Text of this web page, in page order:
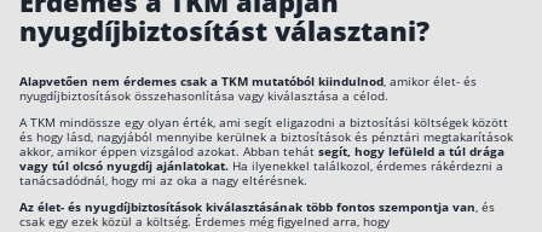
nyugdíjbiztosítást választani?
Alapvetően nem érdemes csak a TKM mutatóból kiindulnod, amikor élet- és
nyugdíjbiztosítások összehasonlítása vagy kiválasztása a célod.
A TKM mindössze egy olyan érték, ami segít eligazodni a biztosítási költségek között
és hogy lásd, nagyjából mennyibe kerülnek a biztosítások és pénztári megtakarítások
akkor, amikor éppen vizsgálod azokat. Abban tehát segít, hogy lefüleld a túl drága
vagy túl olcsó nyugdíj ajánlatokat. Ha ilyenekkel találkozol, érdemes rákérdezni a
tanácsadódnál, hogy mi az oka a nagy eltérésnek.
Az élet- és nyugdíjbiztosítások kiválasztásának több fontos szempontja van, és
csak egy ezek közül a költség. Érdemes még figyelned arra, hogy